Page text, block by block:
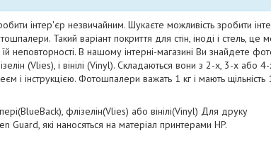
інтер'єр незвичайним. Шукаєте можливість зробити
Такий варіант покриття для стін, іноді і стель, це
неповторності. В нашому інтерні-магазині Ви знайдете
(Vlies), і вінілі (Vinyl). Складаються вони з 2-х, 3-х або 4-
і інструкцією. Фотошпалери важать 1 кг і мають
флізелін(Vlies) або вінілі(Vinyl) Для друку
Guard, які наносяться на матеріал принтерами HP.